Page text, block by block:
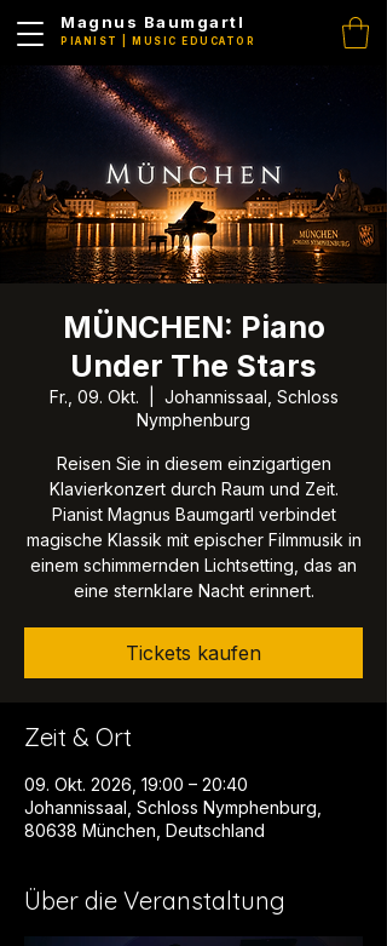
Magnus Baumgartl
PIANIST | MUSIC EDUCATOR
MÜNCHEN: Piano
Under The Stars
Fr., 09. Okt.
Johannissaal, Schloss
Nymphenburg
Reisen Sie in diesem einzigartigen
Klavierkonzert durch Raum und Zeit.
Pianist Magnus Baumgartl verbindet
magische Klassik mit epischer Filmmusik in
einem schimmernden Lichtsetting, das an
eine sternklare Nacht erinnert.
Tickets kaufen
Zeit & Ort
09. Okt. 2026, 19:00 – 20:40
Johannissaal, Schloss Nymphenburg,
80638 München, Deutschland
Über die Veranstaltung